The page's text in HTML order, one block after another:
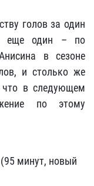
голов за один
еще один – по
в сезоне
и столько же
в следующем
по этому
(95 минут, новый